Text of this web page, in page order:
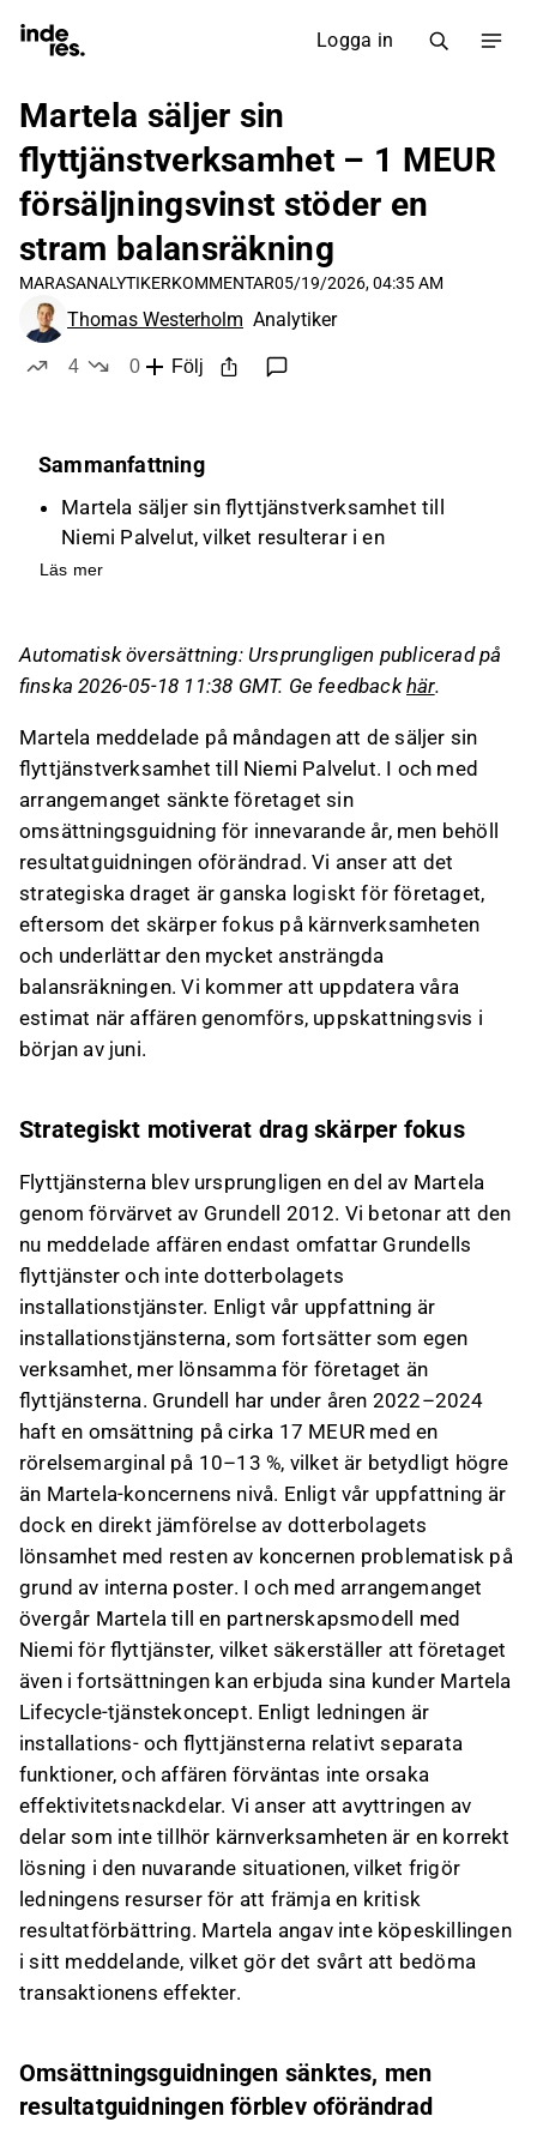
Logga in
Martela säljer sin
flyttjänstverksamhet – 1 MEUR
försäljningsvinst stöder en
stram balansräkning
MARASANALYTIKERKOMMENTAR05/19/2026, 04:35 AM
Thomas Westerholm Analytiker
4
0
Följ
Sammanfattning
Martela säljer sin flyttjänstverksamhet till
Niemi Palvelut, vilket resulterar i en
försäljningsvinst på cirka 1 MEUR som stödjer
innevarande år med 5 MEUR, men behöll
resultatguidningen oförändrad, vilket indikerar
Affären innebär att Martela övergår till en
partnerskapsmodell för flyttjänster, vilket
möjliggör fortsatt erbjudande av Martela
Lifecycle-tjänstekoncept utan
effektivitetsnackdelar.
Den strategiska avyttringen frigör resurser för
att fokusera på kärnverksamheten och
förbättra resultatet, men köpeskillingen för
affären har inte offentliggjorts.
Detta innehåll är skapat av AI. Du kan lämna feedback
Läs mer
Automatisk översättning: Ursprungligen publicerad på
finska 2026-05-18 11:38 GMT. Ge feedbackhär.
Martela meddelade på måndagen att de säljer sin
flyttjänstverksamhet till Niemi Palvelut. I och med
arrangemanget sänkte företaget sin
omsättningsguidning för innevarande år, men behöll
resultatguidningen oförändrad. Vi anser att det
strategiska draget är ganska logiskt för företaget,
eftersom det skärper fokus på kärnverksamheten
och underlättar den mycket ansträngda
balansräkningen. Vi kommer att uppdatera våra
estimat när affären genomförs, uppskattningsvis i
början av juni.
Strategiskt motiverat drag skärper fokus
Flyttjänsterna blev ursprungligen en del av Martela
genom förvärvet av Grundell 2012. Vi betonar att den
nu meddelade affären endast omfattar Grundells
flyttjänster och inte dotterbolagets
installationstjänster. Enligt vår uppfattning är
installationstjänsterna, som fortsätter som egen
verksamhet, mer lönsamma för företaget än
flyttjänsterna. Grundell har under åren 2022–2024
haft en omsättning på cirka 17 MEUR med en
rörelsemarginal på 10–13 %, vilket är betydligt högre
än Martela-koncernens nivå. Enligt vår uppfattning är
dock en direkt jämförelse av dotterbolagets
lönsamhet med resten av koncernen problematisk på
grund av interna poster. I och med arrangemanget
övergår Martela till en partnerskapsmodell med
Niemi för flyttjänster, vilket säkerställer att företaget
även i fortsättningen kan erbjuda sina kunder Martela
Lifecycle-tjänstekoncept. Enligt ledningen är
installations- och flyttjänsterna relativt separata
funktioner, och affären förväntas inte orsaka
effektivitetsnackdelar. Vi anser att avyttringen av
delar som inte tillhör kärnverksamheten är en korrekt
lösning i den nuvarande situationen, vilket frigör
ledningens resurser för att främja en kritisk
resultatförbättring. Martela angav inte köpeskillingen
i sitt meddelande, vilket gör det svårt att bedöma
transaktionens effekter.
Omsättningsguidningen sänktes, men
resultatguidningen förblev oförändrad